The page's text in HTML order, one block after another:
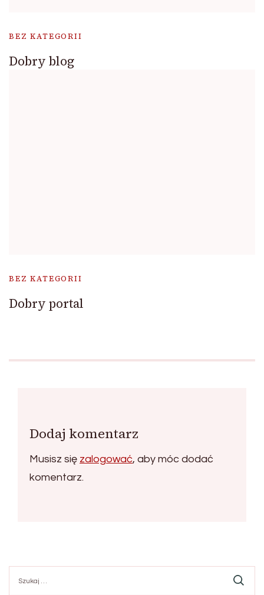
BEZ KATEGORII
Dobry blog
BEZ KATEGORII
Dobry portal
Dodaj komentarz
Musisz się zalogować, aby móc dodać
komentarz.